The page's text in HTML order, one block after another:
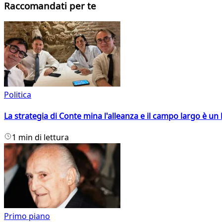
Raccomandati per te
Politica
La strategia di Conte mina l'alleanza e il campo largo è
1 min di lettura
Primo piano